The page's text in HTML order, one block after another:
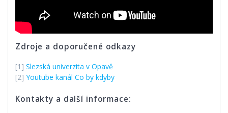
Zdroje a doporučené odkazy
[1] Slezská univerzita v Opavě
[2] Youtube kanál Co by kdyby
Kontakty a další informace: